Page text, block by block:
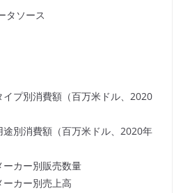
タソース
イプ別消費額（百万米ドル、2020
途別消費額（百万米ドル、2020年
ーカー別販売数量
ーカー別売上高